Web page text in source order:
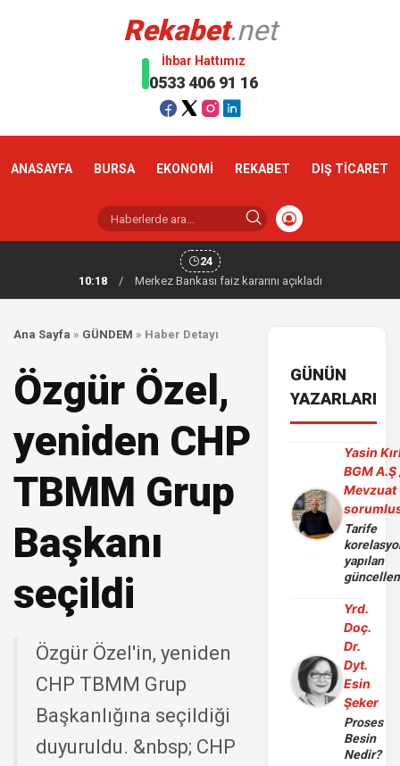
Rekabet.net
İhbar Hattımız
0533 406 91 16
ANASAYFA BURSA EKONOMİ REKABET DIŞ TİCARET
24
10:18
/ Merkez Bankası faiz kararını açıkladı
Ana Sayfa » GÜNDEM » Haber Detayı
Özgür Özel,
yeniden CHP
TBMM Grup
Başkanı
seçildi
Özgür Özel'in, yeniden
CHP TBMM Grup
Başkanlığına seçildiği
duyuruldu. &nbsp; CHP
GÜNÜN
YAZARLARI
Yasin
BGM A.Ş
Mevzuat
Tarife
yapılan
Yrd.
Doç.
Dr.
Dyt.
Esin
Şeker
Proses
Besin
Nedir?